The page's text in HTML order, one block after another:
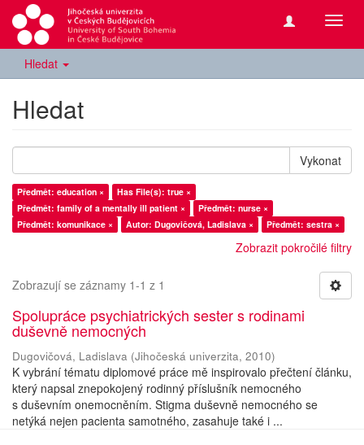
Hledat
Hledat
Vykonat
Předmět: education ×
Has File(s): true ×
Předmět: family of a mentally ill patient ×
Předmět: nurse ×
Předmět: komunikace ×
Autor: Dugovičová, Ladislava × Předmět: sestra ×
Zobrazit pokročilé filtry
Zobrazují se záznamy 1-1 z 1
Spolupráce psychiatrických sester s rodinami
duševně nemocných
Dugovičová, Ladislava (Jihočeská univerzita, 2010)
K vybrání tématu diplomové práce mě inspirovalo přečtení článku,
který napsal znepokojený rodinný příslušník nemocného
s duševním onemocněním. Stigma duševně nemocného se
netýká nejen pacienta samotného, zasahuje také i ...